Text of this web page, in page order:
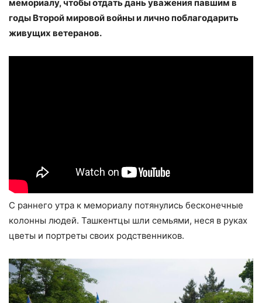
мемориалу, чтобы отдать дань уважения павшим в
годы Второй мировой войны и лично поблагодарить
живущих ветеранов.
С раннего утра к мемориалу потянулись бесконечные
колонны людей. Ташкентцы шли семьями, неся в руках
цветы и портреты своих родственников.